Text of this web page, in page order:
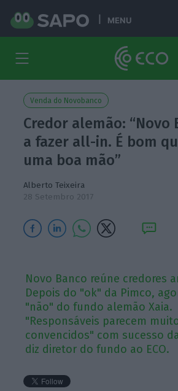
MENU
Venda do Novobanco
Credor alemão: “Novo
a fazer all-in. É bom
uma boa mão”
Alberto Teixeira
28 Setembro 2017
Novo Banco reúne credores
Depois do "ok" da Pimco,
"não" do fundo alemão Xaia.
"Responsáveis parecem
convencidos" com sucesso
diz diretor do fundo ao ECO.